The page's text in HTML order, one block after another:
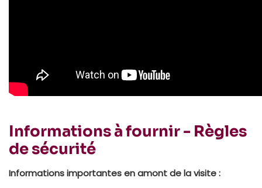
Informations à fournir - Règles
de sécurité
Informations importantes en amont de la visite :